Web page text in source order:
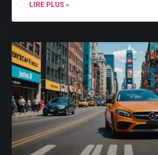
LIRE PLUS »